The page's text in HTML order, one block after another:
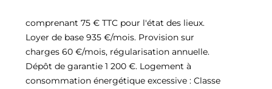
comprenant 75 € TTC pour l'état des lieux.
Loyer de base 935 €/mois. Provision sur
charges 60 €/mois, régularisation annuelle.
Dépôt de garantie 1 200 €. Logement à
consommation énergétique excessive : Classe